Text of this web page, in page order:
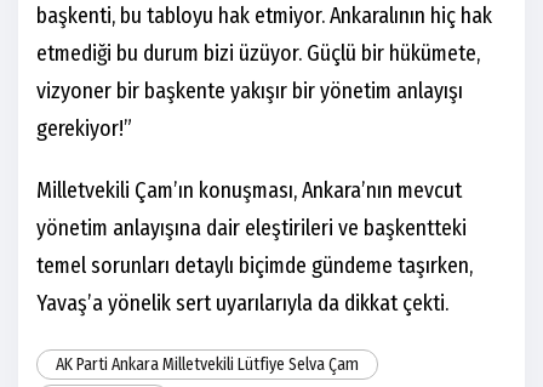
başkenti, bu tabloyu hak etmiyor. Ankaralının hiç hak
etmediği bu durum bizi üzüyor. Güçlü bir hükümete,
vizyoner bir başkente yakışır bir yönetim anlayışı
gerekiyor!”
Milletvekili Çam’ın konuşması, Ankara’nın mevcut
yönetim anlayışına dair eleştirileri ve başkentteki
temel sorunları detaylı biçimde gündeme taşırken,
Yavaş’a yönelik sert uyarılarıyla da dikkat çekti.
AK Parti Ankara Milletvekili Lütfiye Selva Çam